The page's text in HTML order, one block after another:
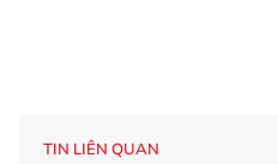
TIN LIÊN QUAN